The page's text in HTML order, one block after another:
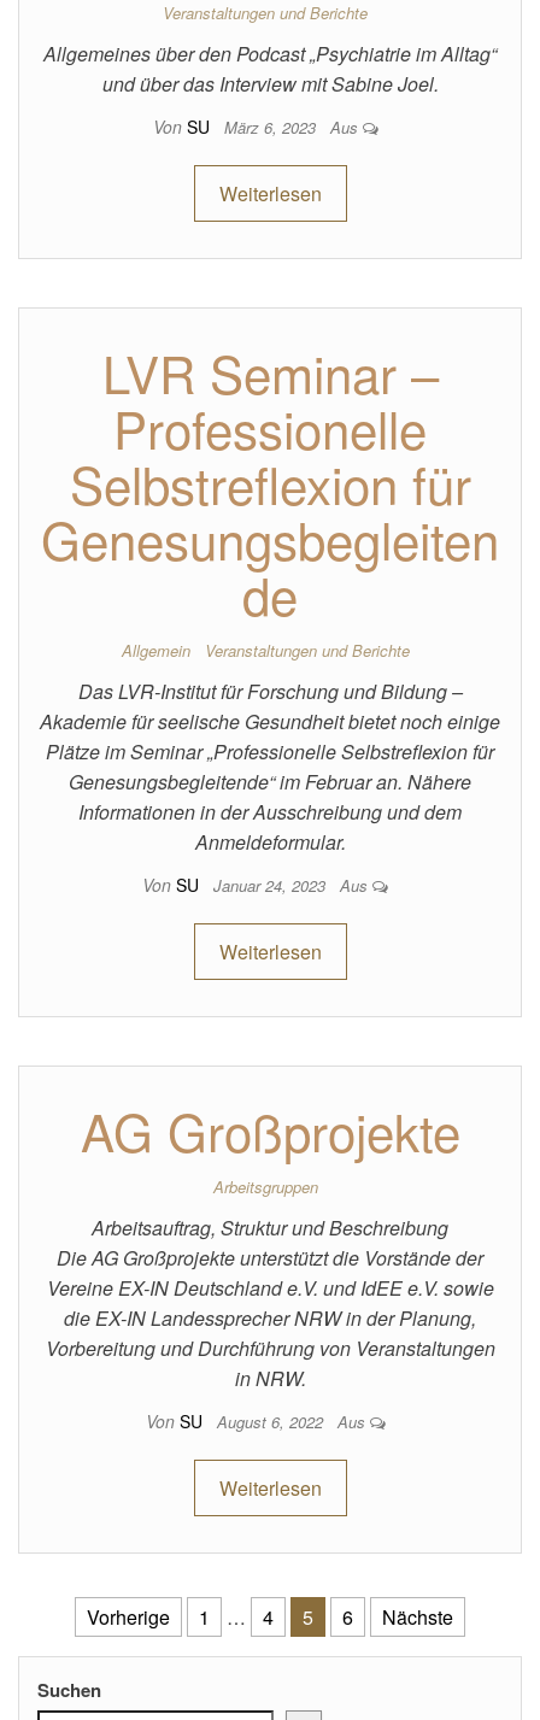
Veranstaltungen und Berichte
Allgemeines über den Podcast „Psychiatrie im Alltag“
und über das Interview mit Sabine Joel.
Von SU März 6, 2023 Aus
Weiterlesen
LVR Seminar –
Professionelle
Selbstreflexion für
Genesungsbegleiten
de
Allgemein Veranstaltungen und Berichte
Das LVR-Institut für Forschung und Bildung –
Akademie für seelische Gesundheit bietet noch einige
Plätze im Seminar „Professionelle Selbstreflexion für
Genesungsbegleitende“ im Februar an. Nähere
Informationen in der Ausschreibung und dem
Anmeldeformular.
Von SU Januar 24, 2023 Aus
Weiterlesen
AG Großprojekte
Arbeitsgruppen
Arbeitsauftrag, Struktur und Beschreibung
Die AG Großprojekte unterstützt die Vorstände der
Vereine EX-IN Deutschland e.V. und IdEE e.V. sowie
die EX-IN Landessprecher NRW in der Planung,
Vorbereitung und Durchführung von Veranstaltungen
in NRW.
Von SU August 6, 2022 Aus
Weiterlesen
Seitennummerierung der
Vorherige 1 … 4 5 6 Nächste
Suchen